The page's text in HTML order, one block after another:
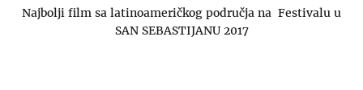
Najbolji film sa latinoameričkog područja na Festivalu u
SAN SEBASTIJANU 2017